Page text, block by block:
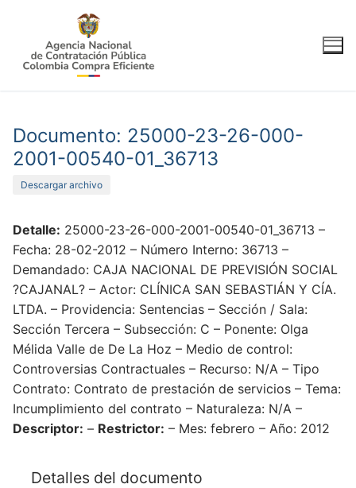
contenido
Documento: 25000-23-26-000-
2001-00540-01_36713
Descargar archivo
Detalle: 25000-23-26-000-2001-00540-01_36713 –
Fecha: 28-02-2012 – Número Interno: 36713 –
Demandado: CAJA NACIONAL DE PREVISIÓN SOCIAL
?CAJANAL? – Actor: CLÍNICA SAN SEBASTIÁN Y CÍA.
LTDA. – Providencia: Sentencias – Sección / Sala:
Sección Tercera – Subsección: C – Ponente: Olga
Mélida Valle de De La Hoz – Medio de control:
Controversias Contractuales – Recurso: N/A – Tipo
Contrato: Contrato de prestación de servicios – Tema:
Incumplimiento del contrato – Naturaleza: N/A –
Descriptor: – Restrictor: – Mes: febrero – Año: 2012
Detalles del documento